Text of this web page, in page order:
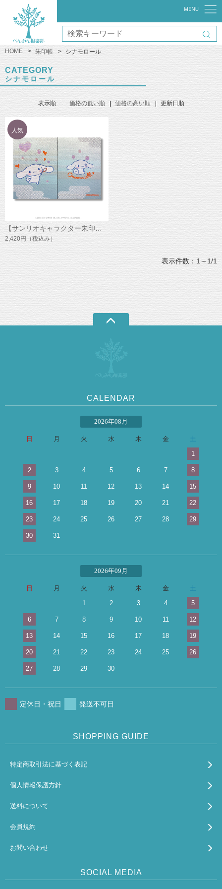
HOME 朱印帳 シナモロール
CATEGORY
シナモロール
表示順 : 価格の低い順 価格の高い順 更新日順
【サンリオキャラクター朱印帳】シナモロール朱印帳 シャボン玉 間紙３枚入
2,420円 （税込み）
表示件数：1～1/1
CALENDAR
2026年08月
日 月 火 水 木 金
1
2 3 4 5 6 7 8
9 10 11 12 13 14 15
16 17 18 19 20 21 22
23 24 25 26 27 28 29
30 31
2026年09月
日 月 火 水 木 金
1
2 3 4 5
6 7 8 9 10 11 12
13 14 15 16 17 18 19
20 21 22 23 24 25 26
27 28 29 30
定休日・祝日 発送不可日
SHOPPING GUIDE
特定商取引法に基づく表記
個人情報保護方針
送料について
会員規約
お問い合わせ
SOCIAL MEDIA